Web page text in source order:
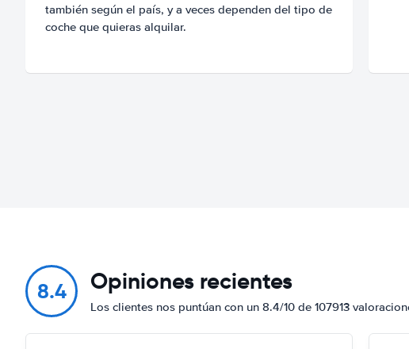
también según el país, y a veces dependen del tipo de
coche que quieras alquilar.
8.4 Opiniones recientes
Los clientes nos puntúan con un 8.4/10 de 107913